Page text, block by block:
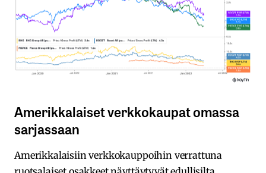
Amerikkalaiset verkkokaupat omassa
sarjassaan
Amerikkalaisiin verkkokauppoihin verrattuna